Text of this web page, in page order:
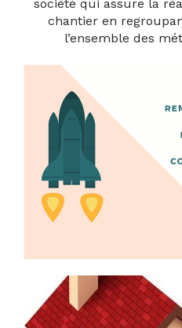
société qui assure la
chantier en
l’ensemble des